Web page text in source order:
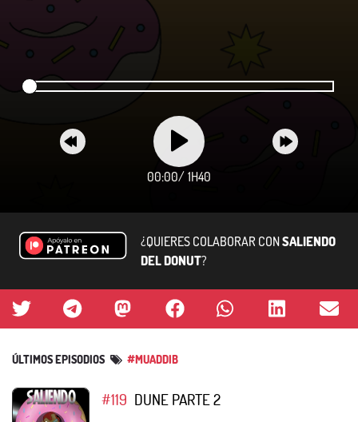
00:00/ 1H40
¿QUIERES COLABORAR CONSALIENDO
DEL DONUT?
ÚLTIMOS EPISODIOS #MUADDIB
#119 DUNE PARTE 2